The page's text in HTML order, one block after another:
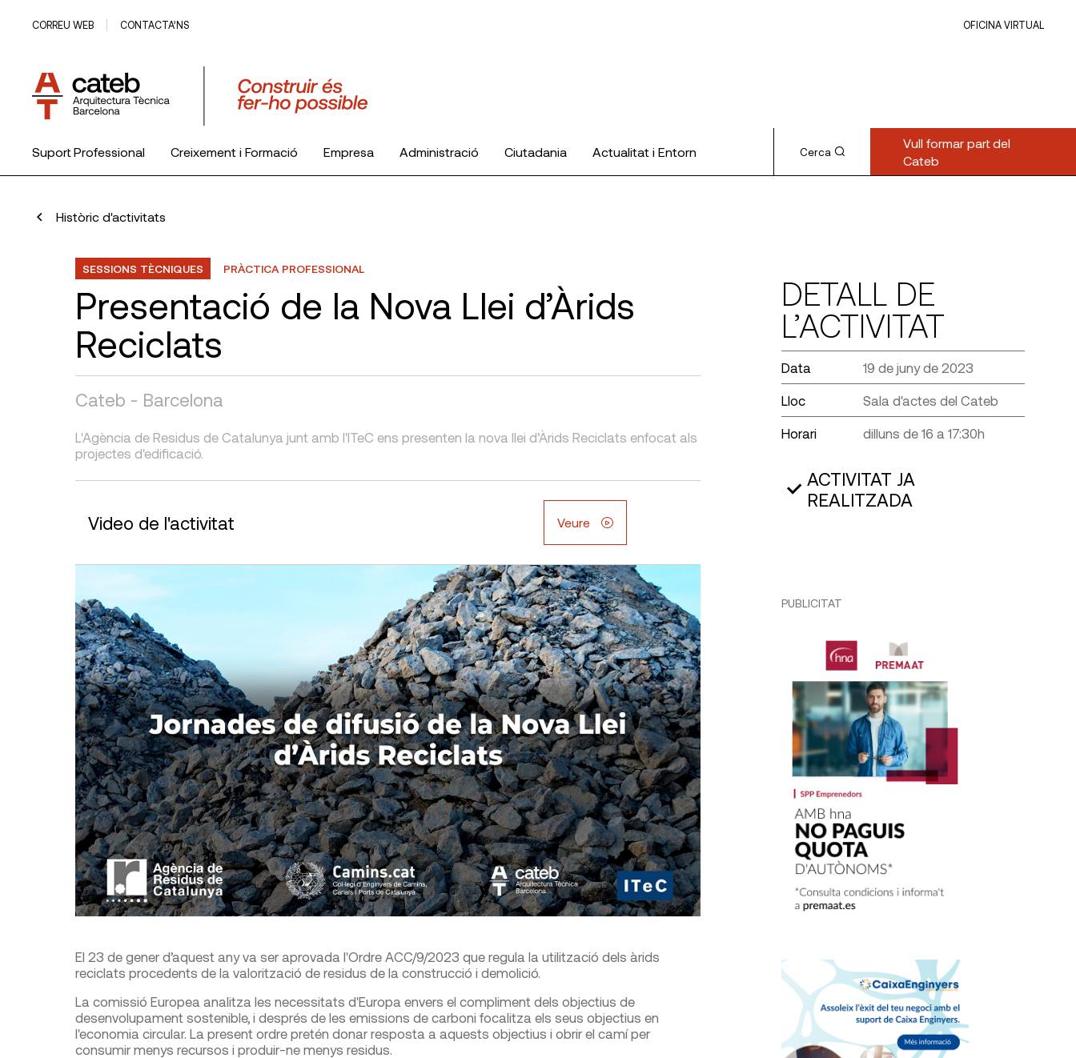
CORREU WEB CONTACTA’NS OFICINA VIRTUAL
Suport Professional Creixement i Formació Empresa Administració Ciutadania Actualitat i Entorn Cerca
Vull formar part del
Cateb
Històric d'activitats
SESSIONS TÈCNIQUES PRÀCTICA PROFESSIONAL
Presentació de la Nova Llei d’Àrids
Reciclats
Cateb - Barcelona
L'Agència de Residus de Catalunya junt amb l'ITeC ens presenten la nova llei d’Àrids Reciclats enfocat als
projectes d'edificació.
Video de l'activitat Veure
El 23 de gener d’aquest any va ser aprovada l'Ordre ACC/9/2023 que regula la utilització dels àrids
reciclats procedents de la valorització de residus de la construcció i demolició.
La comissió Europea analitza les necessitats d'Europa envers el compliment dels objectius de
desenvolupament sostenible, i després de les emissions de carboni focalitza els seus objectius en
l'economia circular. La present ordre pretén donar resposta a aquests objectius i obrir el camí per
consumir menys recursos i produir-ne menys residus.
DETALL DE
L’ACTIVITAT
Data 19 de juny de 2023
Lloc Sala d'actes del Cateb
Horari dilluns de 16 a 17:30h
ACTIVITAT JA
REALITZADA
PUBLICITAT